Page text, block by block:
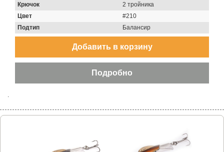
Крючок
2 тройника
Цвет
#210
Подтип
Балансир